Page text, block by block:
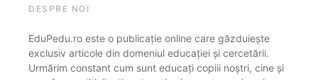
DESPRE NOI
EduPedu.ro este o publicație online care găzduiește
exclusiv articole din domeniul educației și cercetării.
Urmărim constant cum sunt educați copiii noștri, cine și